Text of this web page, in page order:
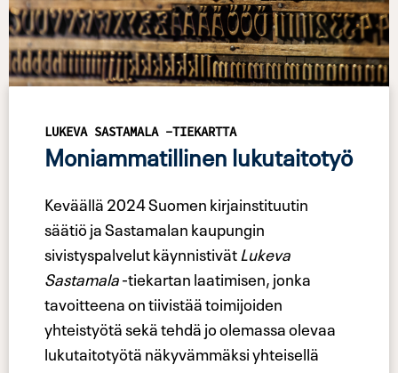
LUKEVA SASTAMALA -TIEKARTTA
Moniammatillinen lukutaitotyö
Keväällä 2024 Suomen kirjainstituutin
säätiö ja Sastamalan kaupungin
sivistyspalvelut käynnistivätLukeva
Sastamala-tiekartan laatimisen, jonka
tavoitteena on tiivistää toimijoiden
yhteistyötä sekä tehdä jo olemassa olevaa
lukutaitotyötä näkyvämmäksi yhteisellä